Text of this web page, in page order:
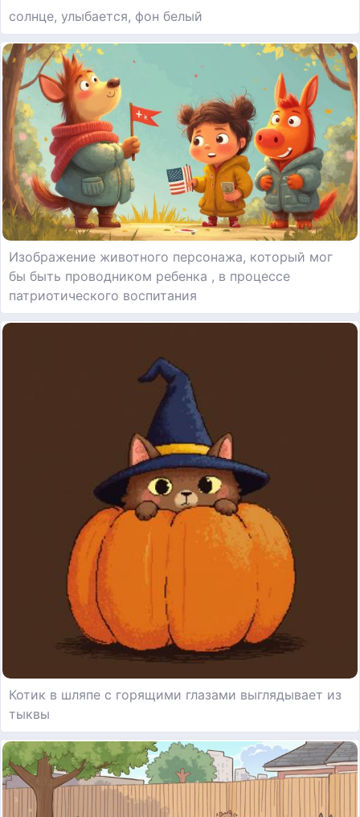
солнце, улыбается, фон белый
Изображение животного персонажа, который мог
бы быть проводником ребенка , в процессе
патриотического воспитания
Котик в шляпе с горящими глазами выглядывает из
тыквы